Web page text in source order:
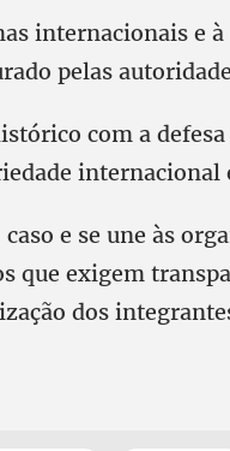
internacionais e
pelas
com a
internacional
e se une às
que exigem
dos